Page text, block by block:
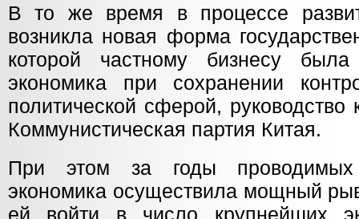
В то же время в процессе
возникла новая форма
которой частному бизнесу
экономика при сохранении
политической сферой, руководство
Коммунистическая партия Китая.
При этом за годы проводимых
экономика осуществила мощный
ей войти в число крупнейших